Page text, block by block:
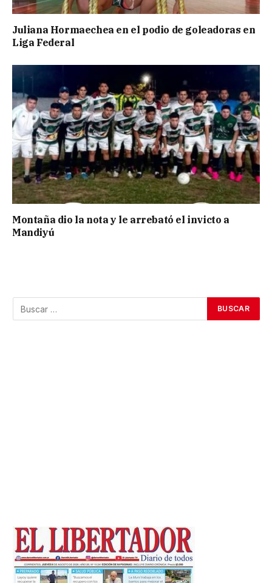
Juliana Hormaechea en el podio de goleadoras en
Liga Federal
Montaña dio la nota y le arrebató el invicto a
Mandiyú